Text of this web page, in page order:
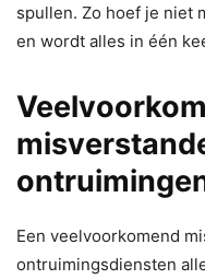
spullen. Zo hoef je niet
en wordt alles in één
Een veelvoorkomend
ontruimingsdiensten